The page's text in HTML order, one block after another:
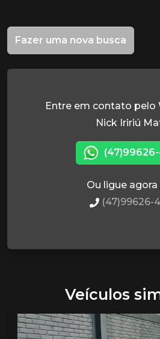
Fazer uma nova busca
Entre em contato pelo
Nick Iririú
Ou ligue agora
(47)99626-
Veículos